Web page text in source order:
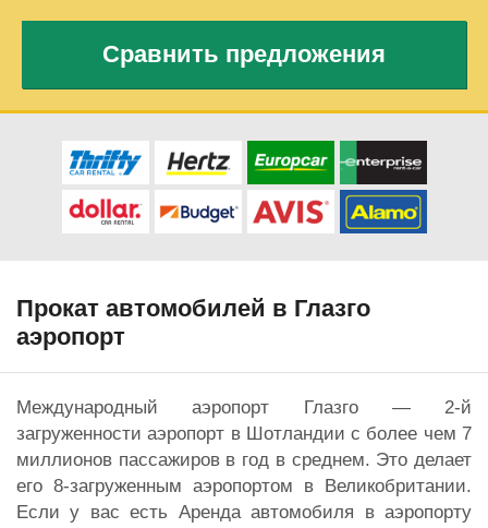
Сравнить предложения
Прокат автомобилей в Глазго
аэропорт
Международный аэропорт Глазго — 2-й
загруженности аэропорт в Шотландии с более чем 7
миллионов пассажиров в год в среднем. Это делает
его 8-загруженным аэропортом в Великобритании.
Если у вас есть Аренда автомобиля в аэропорту